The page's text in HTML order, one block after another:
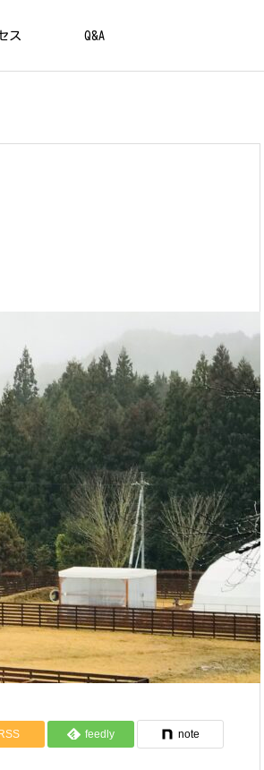
ス Q&A
ドーム型テント
備品・アメニティ
RSS feedly note